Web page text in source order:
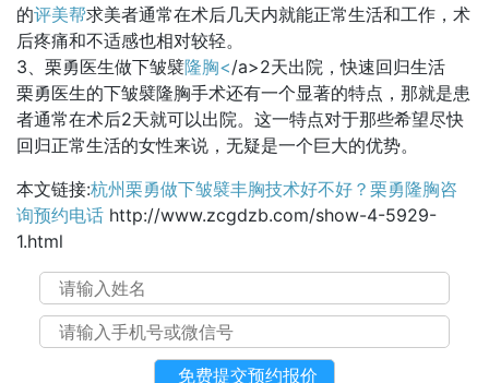
的评美帮求美者通常在术后几天内就能正常生活和工作，术
后疼痛和不适感也相对较轻。
3、栗勇医生做下皱襞隆胸</a>2天出院，快速回归生活
栗勇医生的下皱襞隆胸手术还有一个显著的特点，那就是患
者通常在术后2天就可以出院。这一特点对于那些希望尽快
回归正常生活的女性来说，无疑是一个巨大的优势。
本文链接:杭州栗勇做下皱襞丰胸技术好不好？栗勇隆胸咨
询预约电话 http://www.zcgdzb.com/show-4-5929-
1.html